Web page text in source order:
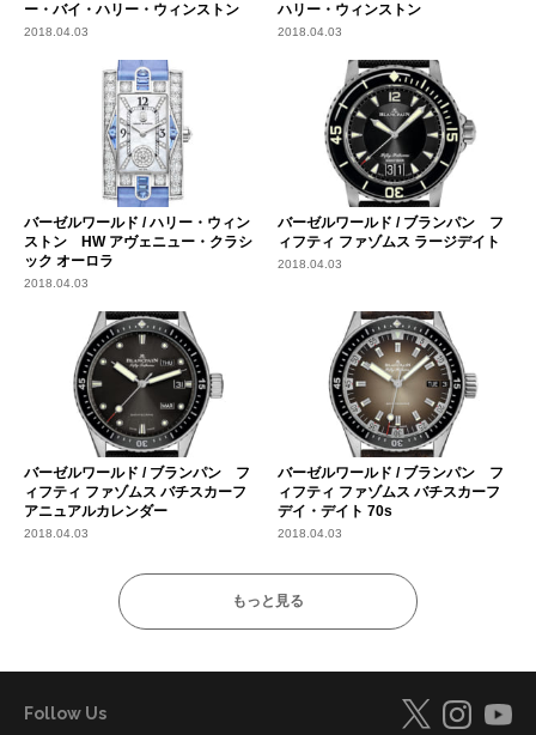
ー・バイ・ハリー・ウィンストン
2018.04.03
ハリー・ウィンストン
2018.04.03
バーゼルワールド / ハリー・ウィン
ストン HW アヴェニュー・クラシ
ック オーロラ
2018.04.03
バーゼルワールド / ブランパン フ
ィフティ ファゾムス ラージデイト
2018.04.03
バーゼルワールド / ブランパン フ
ィフティ ファゾムス バチスカーフ
アニュアルカレンダー
2018.04.03
バーゼルワールド / ブランパン フ
ィフティ ファゾムス バチスカーフ
デイ・デイト 70s
2018.04.03
もっと見る
Follow Us